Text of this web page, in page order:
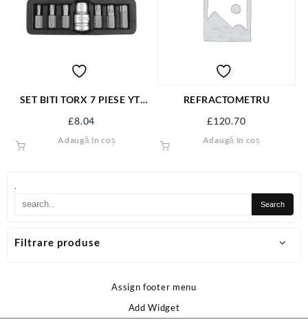
.
Filtrare produse
SET BITI TORX 7 PIESE YT-
£8.04
Adaugă în coș
REFRACTOMETRU
£120.70
Adaugă în coș
Assign footer menu
Add Widget